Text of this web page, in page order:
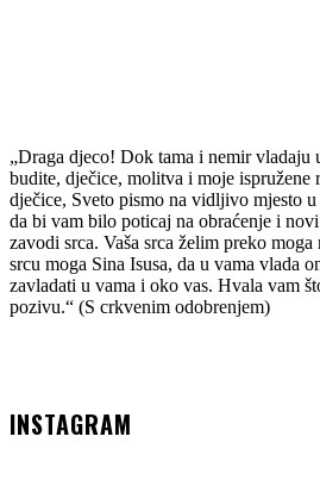
„Draga djeco! Dok tama i nemir vladaju
budite, dječice, molitva i moje ispružene
dječice, Sveto pismo na vidljivo mjesto
da bi vam bilo poticaj na obraćenje i
zavodi srca. Vaša srca želim preko moga
srcu moga Sina Isusa, da u vama vlada
zavladati u vama i oko vas. Hvala vam
pozivu.“ (S crkvenim odobrenjem)
INSTAGRAM